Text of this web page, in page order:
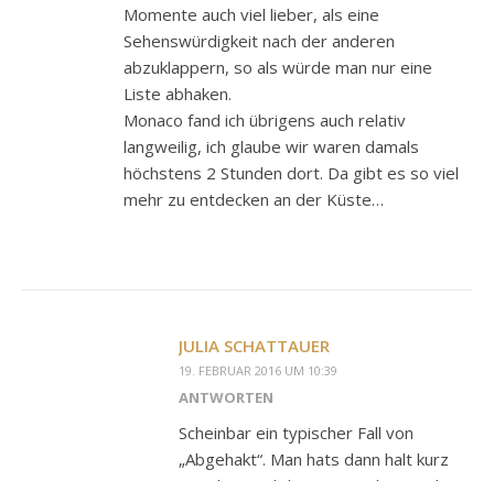
Momente auch viel lieber, als eine
Sehenswürdigkeit nach der anderen
abzuklappern, so als würde man nur eine
Liste abhaken.
Monaco fand ich übrigens auch relativ
langweilig, ich glaube wir waren damals
höchstens 2 Stunden dort. Da gibt es so viel
mehr zu entdecken an der Küste…
JULIA SCHATTAUER
19. FEBRUAR 2016 UM 10:39
ANTWORTEN
Scheinbar ein typischer Fall von
„Abgehakt“. Man hats dann halt kurz